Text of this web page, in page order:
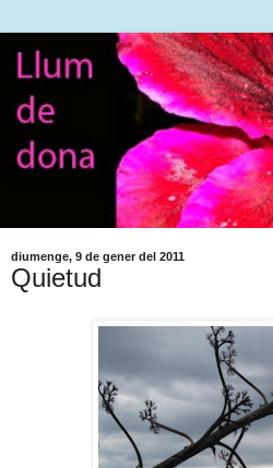
diumenge, 9 de gener del 2011
Quietud